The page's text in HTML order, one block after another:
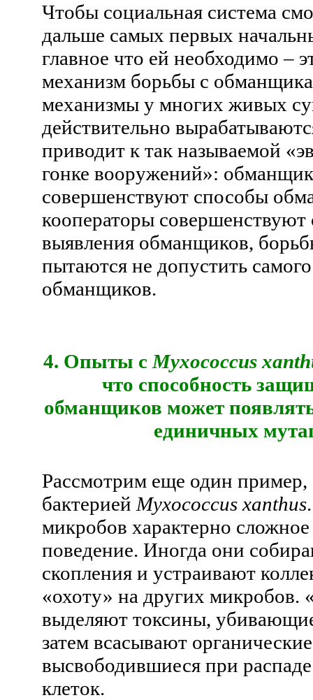
Чтобы социальная система
дальше самых первых
главное что ей необходимо –
механизм борьбы с
механизмы у многих живых
действительно
приводит к так называемой
гонке вооружений»:
совершенствуют способы
кооператоры
выявления обманщиков,
пытаются не допустить
обманщиков.
4. Опыты с Myxococcus
что способность
обманщиков может
единичных
Рассмотрим еще один пример,
бактерией Myxococcus xanthus
микробов характерно
поведение. Иногда они
скопления и устраивают
«охоту» на других микробов.
выделяют токсины,
затем всасывают
высвободившиеся при
клеток.